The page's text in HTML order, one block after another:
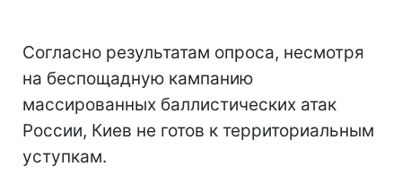
Согласно результатам опроса, несмотря
на беспощадную кампанию
массированных баллистических атак
России, Киев не готов к территориальным
уступкам.